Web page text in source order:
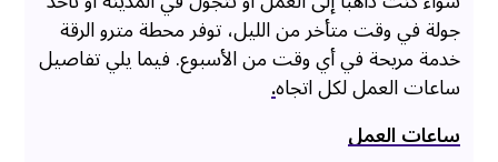
جولة في وقت متأخر من الليل، توفر محطة مترو الرقة
خدمة مريحة في أي وقت من الأسبوع. فيما يلي تفاصيل
ساعات العمل لكل اتجاه.
ساعات العمل